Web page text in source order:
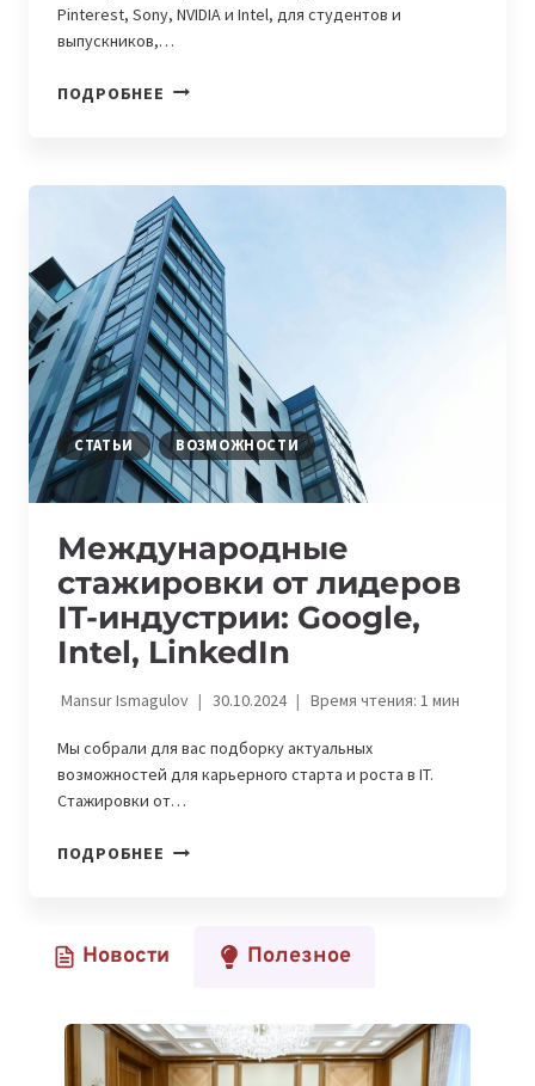
Pinterest, Sony, NVIDIA и Intel, для студентов и
выпускников,…
ПОДРОБНЕЕ PINTEREST
СТАЖИРОВКИ
ДЛЯ
АЙТИШНИКОВ
В
КРУПНЫХ
КОМПАНИЯХ
МИРА
СТАТЬИ ВОЗМОЖНОСТИ
Международные
стажировки от лидеров
IT-индустрии: Google,
Intel, LinkedIn
Mansur Ismagulov 30.10.2024 Время чтения: 1мин
Мы собрали для вас подборку актуальных
возможностей для карьерного старта и роста в IT.
Стажировки от…
ПОДРОБНЕЕ МЕЖДУНАРОДНЫЕ
IT-
INTEL,
LINKEDIN
Новости Полезное